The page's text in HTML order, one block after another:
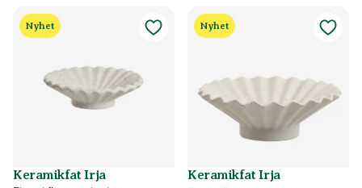
Nyhet
Keramikfat Irja
Nyhet
Keramikfat Irja